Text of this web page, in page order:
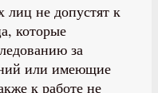
лиц не допустят к
которые
за
или имеющие
к работе не